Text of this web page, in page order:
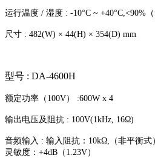
运行温度 / 湿度 : -10°C ~ +40°C,<90%（
尺寸 : 482(W) × 44(H) × 354(D) mm
型号 : DA-4600H
额定功率（100V） :600W x 4
输出电压及阻抗 : 100V(1kHz, 16Ω)
音频输入 : 输入阻抗：10kΩ,（非平衡
灵敏度：+4dB（1.23V）